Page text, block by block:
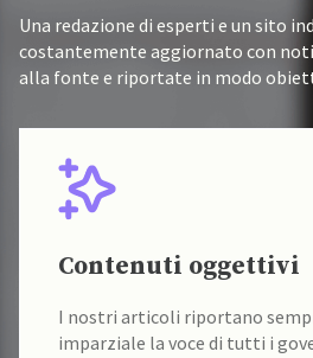
Una redazione di esperti e un sito
costantemente aggiornato con
alla fonte e riportate in modo
Contenuti oggettivi
I nostri articoli riportano
imparziale la voce di tutti i